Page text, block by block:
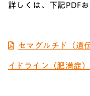
詳しくは、下記PDF
セマグルチド（遺
イドライン（肥満症